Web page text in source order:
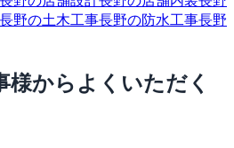
長野の土木工事長野の防水工事長野
様からよくいただく